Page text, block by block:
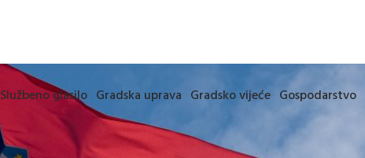
Službeno glasilo Gradska uprava Gradsko vijeće Gospodarstvo